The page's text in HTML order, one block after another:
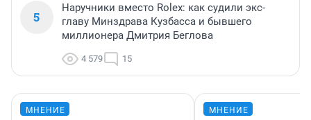
5
Наручники вместо Rolex: как судили экс-
главу Минздрава Кузбасса и бывшего
миллионера Дмитрия Беглова
4 579 15
МНЕНИЕ МНЕНИЕ